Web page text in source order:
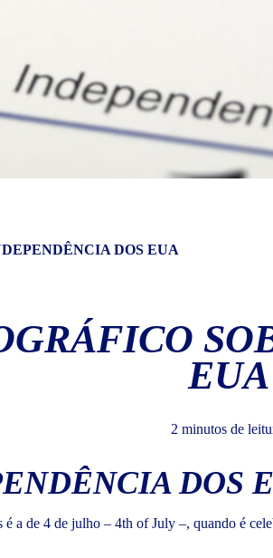
DOS EUA
EUA
2 minutos de
DOS
é a de 4 de julho – 4th of July –, quando é